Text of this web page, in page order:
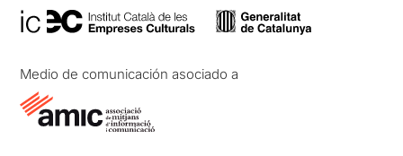
Medio de comunicación asociado a